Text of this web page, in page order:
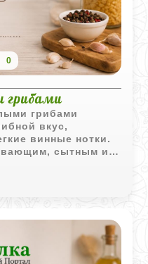
0
грибами
грибами
вкус,
винные нотки.
сытным и
домашнего